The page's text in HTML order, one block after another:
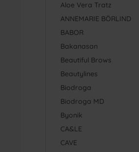
Aloe Vera Tratz
ANNEMARIE BÖRLIND
BABOR
Bakanasan
Beautiful Brows
Beautylines
Biodroga
Biodroga MD
Byonik
CA&LE
CAVE